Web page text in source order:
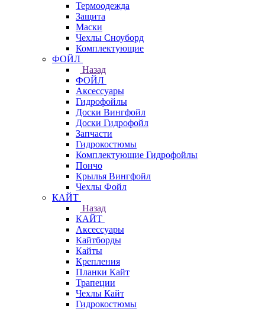
Термоодежда
Защита
Маски
Чехлы Сноуборд
Комплектующие
ФОЙЛ
Назад
ФОЙЛ
Аксессуары
Гидрофойлы
Доски Вингфойл
Доски Гидрофойл
Запчасти
Гидрокостюмы
Комплектующие Гидрофойлы
Пончо
Крылья Вингфойл
Чехлы Фойл
КАЙТ
Назад
КАЙТ
Аксессуары
Кайтборды
Кайты
Крепления
Планки Кайт
Трапеции
Чехлы Кайт
Гидрокостюмы